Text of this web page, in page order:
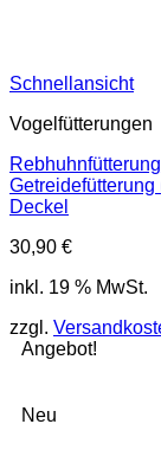
Schnellansicht
Vogelfütterungen
Deckel
30,90 €
inkl. 19 % MwSt.
zzgl.
Angebot!
Neu